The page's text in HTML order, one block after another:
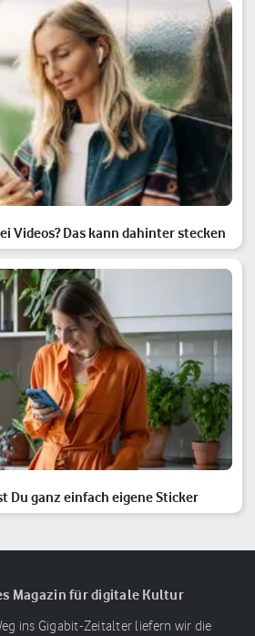
Videos? Das kann dahinter stecken
Du ganz einfach eigene Sticker
Magazin für digitale Kultur
ins Gigabit-Zeitalter liefern wir die